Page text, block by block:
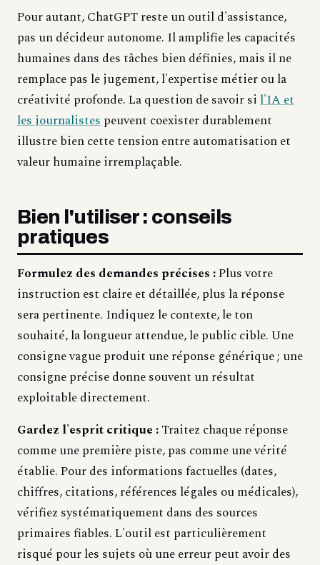
Pour autant, ChatGPT reste un outil d'assistance,
pas un décideur autonome. Il amplifie les capacités
humaines dans des tâches bien définies, mais il ne
remplace pas le jugement, l'expertise métier ou la
créativité profonde. La question de savoir sil'IA et
les journalistespeuvent coexister durablement
illustre bien cette tension entre automatisation et
valeur humaine irremplaçable.
Bien l'utiliser : conseils
pratiques
Formulez des demandes précises :Plus votre
instruction est claire et détaillée, plus la réponse
sera pertinente. Indiquez le contexte, le ton
souhaité, la longueur attendue, le public cible. Une
consigne vague produit une réponse générique ; une
consigne précise donne souvent un résultat
exploitable directement.
Gardez l'esprit critique :Traitez chaque réponse
comme une première piste, pas comme une vérité
établie. Pour des informations factuelles (dates,
chiffres, citations, références légales ou médicales),
vérifiez systématiquement dans des sources
primaires fiables. L'outil est particulièrement
risqué pour les sujets où une erreur peut avoir des